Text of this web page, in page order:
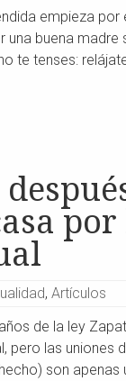
empieza por
una buena madre
te tenses:
por
, Artículos
de la ley
pero las uniones
son apenas